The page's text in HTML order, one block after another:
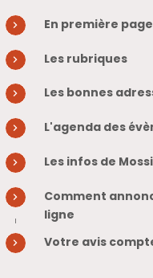
En première
Les rubriques
Les bonnes
L'agenda des
Les infos de
Comment
ligne
Votre avis